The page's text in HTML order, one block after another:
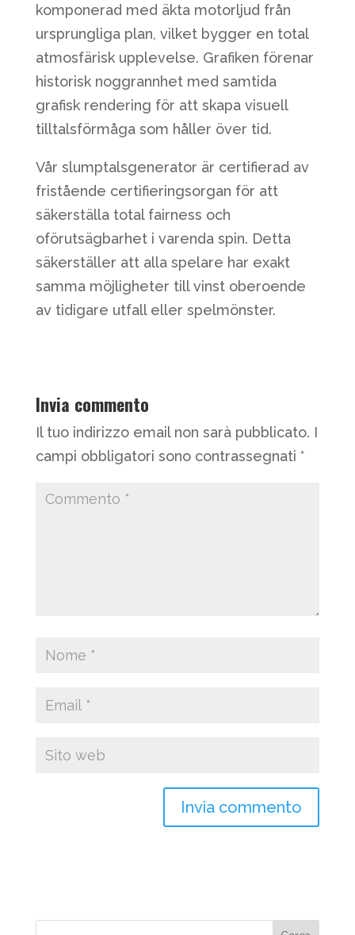
komponerad med äkta motorljud från
ursprungliga plan, vilket bygger en total
atmosfärisk upplevelse. Grafiken förenar
historisk noggrannhet med samtida
grafisk rendering för att skapa visuell
tilltalsförmåga som håller över tid.
Vår slumptalsgenerator är certifierad av
fristående certifieringsorgan för att
säkerställa total fairness och
oförutsägbarhet i varenda spin. Detta
säkerställer att alla spelare har exakt
samma möjligheter till vinst oberoende
av tidigare utfall eller spelmönster.
Invia commento
Il tuo indirizzo email non sarà pubblicato. I
campi obbligatori sono contrassegnati *